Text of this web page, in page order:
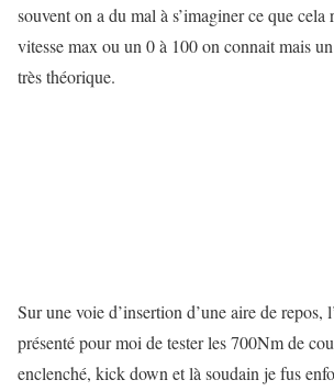
souvent on a du mal à s’imaginer ce que cela
vitesse max ou un 0 à 100 on connait mais
très théorique.
Sur une voie d’insertion d’une aire de repos,
présenté pour moi de tester les 700Nm de
enclenché, kick down et là soudain je fus